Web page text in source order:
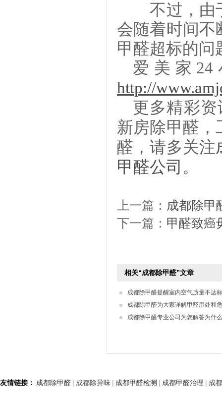
不过，由于
会随着时间不
甲醛超标的问
爱美家
http://
更多精彩资
新房除甲醛 ，
醛，请多关注
甲醛公司 。
上一篇： 成都除甲
下一篇： 甲醛致癌
相关“成都除甲醛”文章
成都除甲醛提醒室内空气质量不达
成都除甲醛为大家详解甲醛用处和
成都除甲醛专业公司为您解答为什
友情链接： 成都除甲醛 | 成都除异味 | 成都甲醛检测 | 成都甲醛治理 | 成